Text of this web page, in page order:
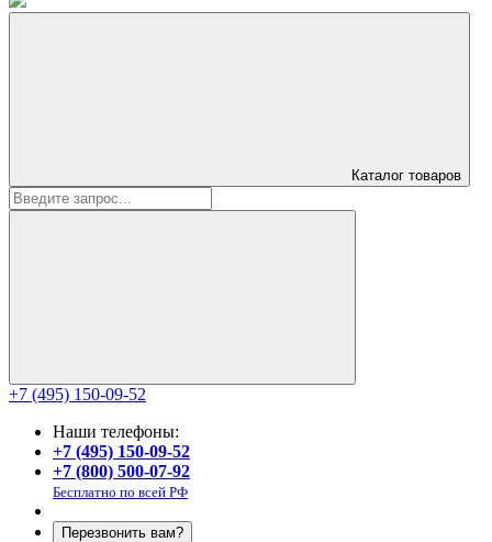
Каталог товаров
+7 (495) 150-09-52
Наши телефоны:
+7 (495) 150-09-52
+7 (800) 500-07-92
Бесплатно по всей РФ
Перезвонить вам?